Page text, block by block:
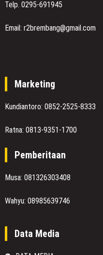
Telp. 0295-691945
Email: r2brembang@gmail.com
Marketing
Kundiantoro: 0852-2525-8333
Ratna: 0813-9351-1700
Pemberitaan
Musa: 081326303408
Wahyu: 08985639746
Data Media